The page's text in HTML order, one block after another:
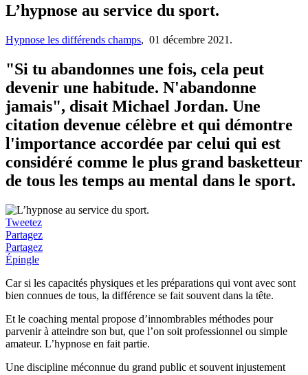
L’hypnose au service du sport.
Hypnose les différends champs, 01 décembre 2021.
"Si tu abandonnes une fois, cela peut
devenir une habitude. N'abandonne
jamais", disait Michael Jordan. Une
citation devenue célèbre et qui démontre
l'importance accordée par celui qui est
considéré comme le plus grand basketteur
de tous les temps au mental dans le sport.
Tweetez
Partagez
Partagez
Épingle
Car si les capacités physiques et les préparations qui vont avec sont
bien connues de tous, la différence se fait souvent dans la tête.
Et le coaching mental propose d’innombrables méthodes pour
parvenir à atteindre son but, que l’on soit professionnel ou simple
amateur. L’hypnose en fait partie.
Une discipline méconnue du grand public et souvent injustement